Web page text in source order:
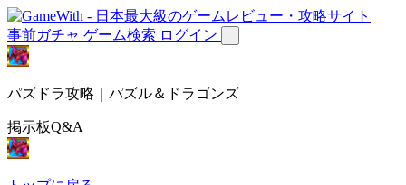
事前ガチャ ゲーム検索 ログイン
パズドラ攻略｜パズル＆ドラゴンズ
掲示板Q&A